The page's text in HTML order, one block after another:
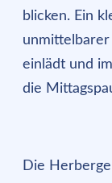
blicken. Ein
unmittelbarer
einlädt und
die
Die